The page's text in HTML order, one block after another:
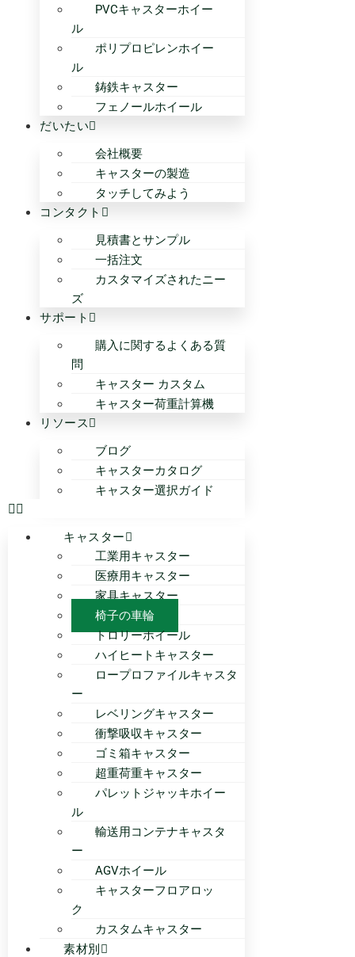
PVCキャスターホイー
ル
ポリプロピレンホイー
ル
鋳鉄キャスター
フェノールホイール
だいたい
会社概要
キャスターの製造
タッチしてみよう
コンタクト
見積書とサンプル
一括注文
カスタマイズされたニー
ズ
サポート
購入に関するよくある質
問
キャスター カスタム
キャスター荷重計算機
リソース
ブログ
キャスターカタログ
キャスター選択ガイド
キャスター
工業用キャスター
医療用キャスター
家具キャスター
椅子の車輪
トロリーホイール
ハイヒートキャスター
ロープロファイルキャスタ
ー
レベリングキャスター
衝撃吸収キャスター
ゴミ箱キャスター
超重荷重キャスター
パレットジャッキホイー
ル
輸送用コンテナキャスタ
ー
AGVホイール
キャスターフロアロッ
ク
カスタムキャスター
素材別